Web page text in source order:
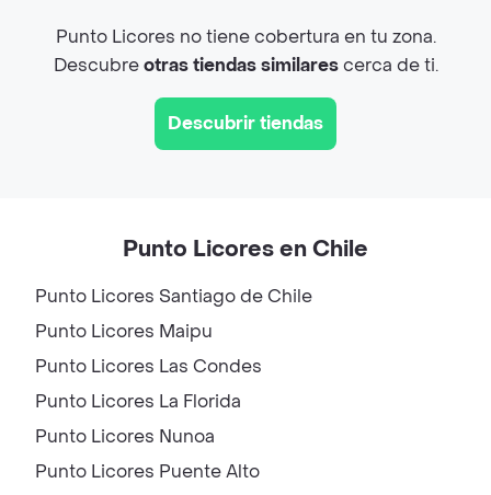
Punto Licores no tiene cobertura en tu zona.
Descubreotras tiendas similarescerca de ti.
Descubrir tiendas
Punto Licores en Chile
Punto Licores Santiago de Chile
Punto Licores Maipu
Punto Licores Las Condes
Punto Licores La Florida
Punto Licores Nunoa
Punto Licores Puente Alto